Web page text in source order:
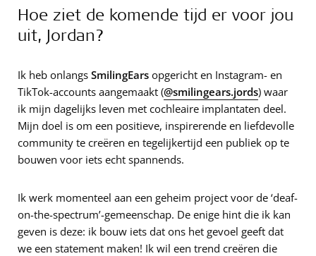
Hoe ziet de komende tijd er voor jou
uit, Jordan?
Ik heb onlangs SmilingEars opgericht en Instagram- en
TikTok-accounts aangemaakt (@smilingears.jords) waar
ik mijn dagelijks leven met cochleaire implantaten deel.
Mijn doel is om een positieve, inspirerende en liefdevolle
community te creëren en tegelijkertijd een publiek op te
bouwen voor iets echt spannends.
Ik werk momenteel aan een geheim project voor de ‘deaf-
on-the-spectrum’-gemeenschap. De enige hint die ik kan
geven is deze: ik bouw iets dat ons het gevoel geeft dat
we een statement maken! Ik wil een trend creëren die